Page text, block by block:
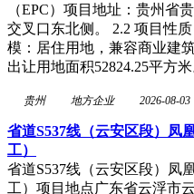
（EPC）项目地址：贵州省
交叉口东北侧。 2.2 项目性
模：居住用地，兼容商业建
出让用地面积52824.25平方
贵州 地方企业 2026-08-03
省道S537线（云安区段）凤
工）
省道S537线（云安区段）凤
工）项目地点广东省云浮市